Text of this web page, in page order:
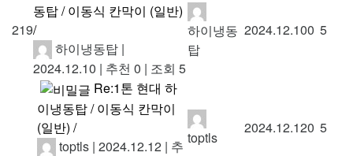
219
동탑 / 이동식 칸막이 (일반)
/
하이냉동탑 |
2024.12.10 | 추천 0 | 조회 5
하이냉동
탑
2024.12.100 5
Re:1톤 현대 하
이냉동탑 / 이동식 칸막이
(일반) /
toptls | 2024.12.12 | 추 toptls
2024.12.120 5